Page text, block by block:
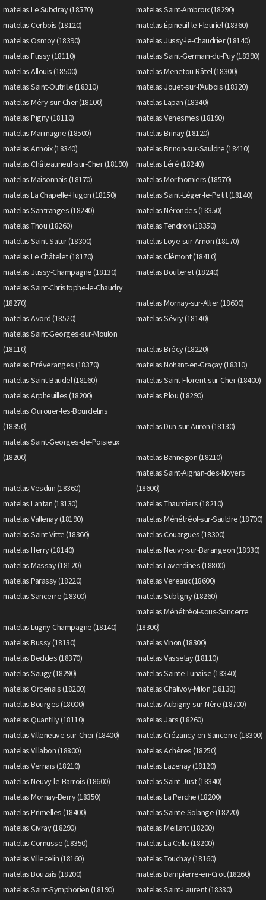
matelas Le Subdray (18570)
matelas Saint-Ambroix (18290)
matelas Cerbois (18120)
matelas Épineuil-le-Fleuriel (18360)
matelas Osmoy (18390)
matelas Jussy-le-Chaudrier (18140)
matelas Fussy (18110)
matelas Saint-Germain-du-Puy (18390)
matelas Allouis (18500)
matelas Menetou-Râtel (18300)
matelas Saint-Outrille (18310)
matelas Jouet-sur-l'Aubois (18320)
matelas Méry-sur-Cher (18100)
matelas Lapan (18340)
matelas Pigny (18110)
matelas Venesmes (18190)
matelas Marmagne (18500)
matelas Brinay (18120)
matelas Annoix (18340)
matelas Brinon-sur-Sauldre (18410)
matelas Châteauneuf-sur-Cher (18190)
matelas Léré (18240)
matelas Maisonnais (18170)
matelas Morthomiers (18570)
matelas La Chapelle-Hugon (18150)
matelas Saint-Léger-le-Petit (18140)
matelas Santranges (18240)
matelas Nérondes (18350)
matelas Thou (18260)
matelas Tendron (18350)
matelas Saint-Satur (18300)
matelas Loye-sur-Arnon (18170)
matelas Le Châtelet (18170)
matelas Clémont (18410)
matelas Jussy-Champagne (18130)
matelas Boulleret (18240)
matelas Saint-Christophe-le-Chaudry
(18270)
matelas Mornay-sur-Allier (18600)
matelas Avord (18520)
matelas Sévry (18140)
matelas Saint-Georges-sur-Moulon
(18110)
matelas Brécy (18220)
matelas Préveranges (18370)
matelas Nohant-en-Graçay (18310)
matelas Saint-Baudel (18160)
matelas Saint-Florent-sur-Cher (18400)
matelas Arpheuilles (18200)
matelas Plou (18290)
matelas Ourouer-les-Bourdelins
(18350)
matelas Dun-sur-Auron (18130)
matelas Saint-Georges-de-Poisieux
(18200)
matelas Bannegon (18210)
matelas Vesdun (18360)
matelas Saint-Aignan-des-Noyers
(18600)
matelas Lantan (18130)
matelas Thaumiers (18210)
matelas Vallenay (18190)
matelas Ménétréol-sur-Sauldre (18700)
matelas Saint-Vitte (18360)
matelas Couargues (18300)
matelas Herry (18140)
matelas Neuvy-sur-Barangeon (18330)
matelas Massay (18120)
matelas Laverdines (18800)
matelas Parassy (18220)
matelas Vereaux (18600)
matelas Sancerre (18300)
matelas Subligny (18260)
matelas Lugny-Champagne (18140)
matelas Ménétréol-sous-Sancerre
(18300)
matelas Bussy (18130)
matelas Vinon (18300)
matelas Beddes (18370)
matelas Vasselay (18110)
matelas Saugy (18290)
matelas Sainte-Lunaise (18340)
matelas Orcenais (18200)
matelas Chalivoy-Milon (18130)
matelas Bourges (18000)
matelas Aubigny-sur-Nère (18700)
matelas Quantilly (18110)
matelas Jars (18260)
matelas Villeneuve-sur-Cher (18400)
matelas Crézancy-en-Sancerre (18300)
matelas Villabon (18800)
matelas Achères (18250)
matelas Vernais (18210)
matelas Lazenay (18120)
matelas Neuvy-le-Barrois (18600)
matelas Saint-Just (18340)
matelas Mornay-Berry (18350)
matelas La Perche (18200)
matelas Primelles (18400)
matelas Sainte-Solange (18220)
matelas Civray (18290)
matelas Meillant (18200)
matelas Cornusse (18350)
matelas La Celle (18200)
matelas Villecelin (18160)
matelas Touchay (18160)
matelas Bouzais (18200)
matelas Dampierre-en-Crot (18260)
matelas Saint-Symphorien (18190)
matelas Saint-Laurent (18330)